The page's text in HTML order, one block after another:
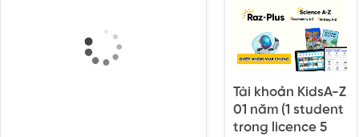
Tài khoản KidsA-Z
01 năm (1 student
trong licence 5